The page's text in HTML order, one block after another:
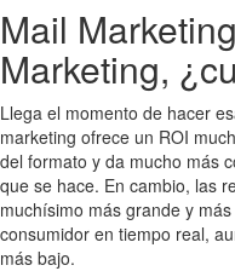
Mail
Marketing,
Llega el momento de hacer
marketing ofrece un ROI
del formato y da mucho más
que se hace. En cambio, las
muchísimo más grande y
consumidor en tiempo real,
más bajo.